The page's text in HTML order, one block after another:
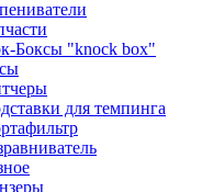
Боксы "knock box"
для темпинга